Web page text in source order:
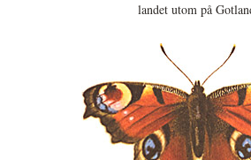
landet utom på